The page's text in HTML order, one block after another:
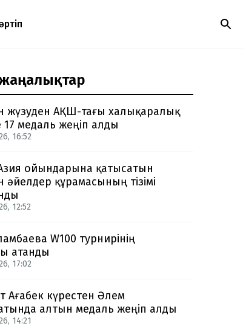
жүзуден АҚШ-тағы халықаралық
17 медаль жеңіп алды
16:52
ойындарына қатысатын
әйелдер құрамасының тізімі
12:52
W100 турнирінің
атанды
17:02
Ағабек күрестен Әлем
алтын медаль жеңіп алды
14:21